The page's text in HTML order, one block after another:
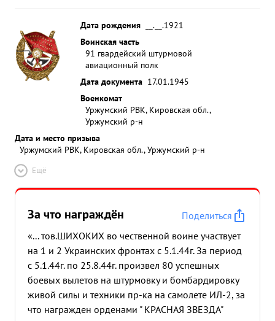
Дата рождения
__.__.1921
Воинская часть
91 гвардейский штурмовой
авиационный полк
Дата документа 17.01.1945
Военкомат
Уржумский РВК, Кировская обл.,
Уржумский р-н
Дата и место призыва
Уржумский РВК, Кировская обл., Уржумский р-н
Ещё
За что награждён
Поделиться
«... тов.ШИХОКИХ во чественной воине участвует
на 1 и 2 Украинских фронтах с 5.1.44г. За период
с 5.1.44г. по 25.8.44г. произвел 80 успешных
боевых вылетов на штурмовку и бомбардировку
живой силы и техники пр-ка на самолете ИЛ-2, за
что награжден орденами " КРАСНАЯ ЗВЕЗДА"